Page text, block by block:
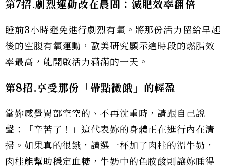
第7招.劇烈運動改在晨間：減肥效率翻倍
睡前3小時避免進行劇烈有氧。將那份活力留給早起
後的空腹有氧運動，歐美研究顯示這時段的燃脂效
率最高，能開啟活力滿滿的一天。
第8招.享受那份「帶點微餓」的輕盈
當妳感覺胃部空空的、不再沈重時，請跟自己說
聲：「辛苦了！」這代表妳的身體正在進行內在清
掃。如果真的很餓，請選一杯加了肉桂的溫牛奶，
肉桂能幫助穩定血糖，牛奶中的色胺酸則讓妳睡得